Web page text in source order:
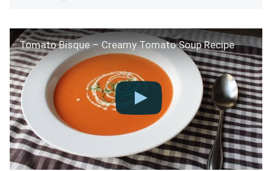
Tomato Bisque – Creamy Tomato Soup Recipe